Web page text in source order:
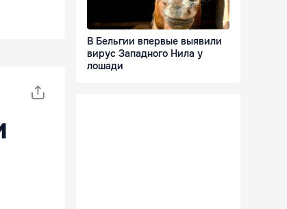
В Бельгии впервые выявили
вирус Западного Нила у
лошади